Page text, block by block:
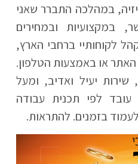
במהלכה התברר שאני
במקצועיות ובמחירים
לקוחותיי ברחבי הארץ,
או באמצעות הטלפון.
יעיל ואדיב, ומעל
לפי תכנית עבודה
בזמנים. להתראות.